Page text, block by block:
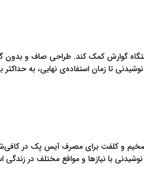
گوارش کمک کند. طراحی صاف و بدون
تا زمان استفاده‌ی نهایی، به
و کلفت برای مصرف آیس پک در
با نیازها و مواقع مختلف در زندگی